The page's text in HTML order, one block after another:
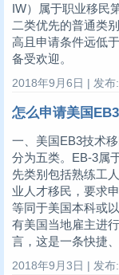
IW）属于职业移民
二类优先的普通类
高且申请条件远低
备受欢迎。
2018年9月6日 | 发
怎么申请美国
一、美国EB3技术
分为五类。EB-3属
先类别包括熟练工
业人才移民，要求
等同于美国本科或
有美国当地雇主进
言，这是一条快捷
2018年9月3日 | 发